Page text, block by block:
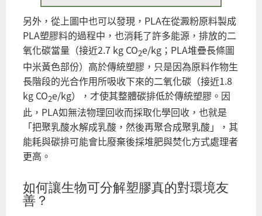
另外，從上圖中也可以發現，PLA在從澱粉原料製成
PLA塑膠料的過程中，也消耗了許多能源，排放的二
氧化碳當量（接近2.7 kg CO2e/kg；PLA堆疊長條圖
中米黃色部份）高於傳統塑膠，只是因為原料作物生
長階段的光合作用所吸收下來的二氧化碳（接近1.8
kg CO2e/kg），才使其整體碳排低於傳統塑膠。因
此，PLA如無法物理回收而採取化學回收，也就是
「把聚乳酸水解成乳酸，然後再聚合成聚乳酸」，其
能耗與碳排可能會比廢棄後採堆肥與焚化方式處理者
更高。
如何讓生物可分解塑膠真的對環境友
善？